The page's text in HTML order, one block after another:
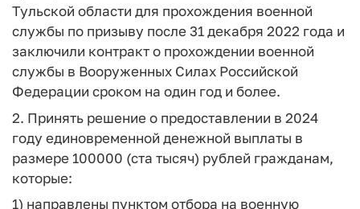
Тульской области для прохождения военной
службы по призыву после 31 декабря 2022 года и
заключили контракт о прохождении военной
службы в Вооруженных Силах Российской
Федерации сроком на один год и более.
2. Принять решение о предоставлении в 2024
году единовременной денежной выплаты в
размере 100000 (ста тысяч) рублей гражданам,
которые:
1) направлены пунктом отбора на военную